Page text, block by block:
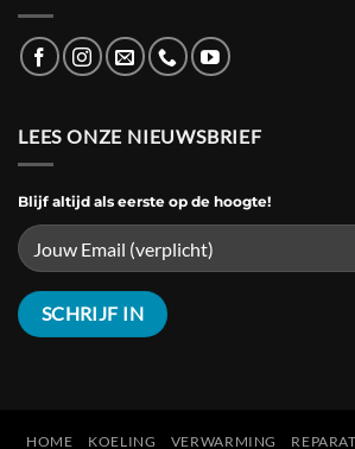
LEES ONZE NIEUWSBRIEF
Blijf altijd als eerste op de hoogte!
HOME KOELING VERWARMING